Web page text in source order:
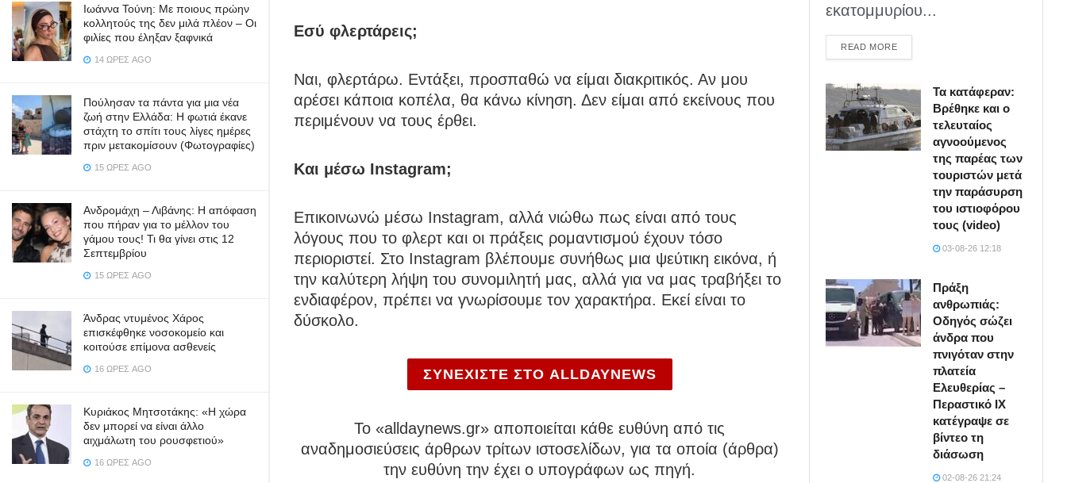
Ιωάννα Τούνη: Με ποιους πρώην
κολλητούς της δεν μιλά πλέον – Οι
φιλίες που έληξαν ξαφνικά
14 ΏΡΕΣ AGO
Πούλησαν τα πάντα για μια νέα
ζωή στην Ελλάδα: Η φωτιά έκανε
στάχτη το σπίτι τους λίγες ημέρες
πριν μετακομίσουν (Φωτογραφίες)
15 ΏΡΕΣ AGO
Ανδρομάχη – Λιβάνης: Η απόφαση
που πήραν για το μέλλον του
γάμου τους! Τι θα γίνει στις 12
Σεπτεμβρίου
15 ΏΡΕΣ AGO
Άνδρας ντυμένος Χάρος
επισκέφθηκε νοσοκομείο και
κοιτούσε επίμονα ασθενείς
16 ΏΡΕΣ AGO
Κυριάκος Μητσοτάκης: «Η χώρα
δεν μπορεί να είναι άλλο
αιχμάλωτη του ρουσφετιού»
16 ΏΡΕΣ AGO
Εσύ φλερτάρεις;
Ναι, φλερτάρω. Εντάξει, προσπαθώ να είμαι διακριτικός. Αν μου
αρέσει κάποια κοπέλα, θα κάνω κίνηση. Δεν είμαι από εκείνους που
περιμένουν να τους έρθει.
Και μέσω Instagram;
Επικοινωνώ μέσω Instagram, αλλά νιώθω πως είναι από τους
λόγους που το φλερτ και οι πράξεις ρομαντισμού έχουν τόσο
περιοριστεί. Στο Instagram βλέπουμε συνήθως μια ψεύτικη εικόνα, ή
την καλύτερη λήψη του συνομιλητή μας, αλλά για να μας τραβήξει το
ενδιαφέρον, πρέπει να γνωρίσουμε τον χαρακτήρα. Εκεί είναι το
δύσκολο.
ΣΥΝΕΧΙΣΤΕ ΣΤΟ ALLDAYNEWS
To «alldaynews.gr» αποποιείται κάθε ευθύνη από τις
αναδημοσιεύσεις άρθρων τρίτων ιστοσελίδων, για τα οποία (άρθρα)
την ευθύνη την έχει ο υπογράφων ως πηγή.
εκατομμυρίου...
READ MOREDETAILS
Τα κατάφεραν:
Βρέθηκε και ο
τελευταίος
αγνοούμενος
της παρέας των
τουριστών μετά
την παράσυρση
του ιστιοφόρου
τους (video)
03-08-26 12:18
Πράξη
ανθρωπιάς:
Οδηγός σώζει
άνδρα που
πνιγόταν στην
πλατεία
Ελευθερίας –
Περαστικό ΙΧ
κατέγραψε σε
βίντεο τη
διάσωση
02-08-26 21:24